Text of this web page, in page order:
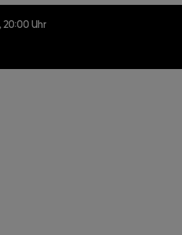
20:00 Uhr